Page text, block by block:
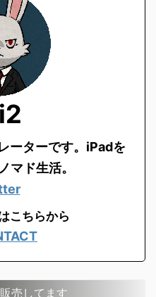
ーターです。 iPadを
マド生活。
こちらから
売してます